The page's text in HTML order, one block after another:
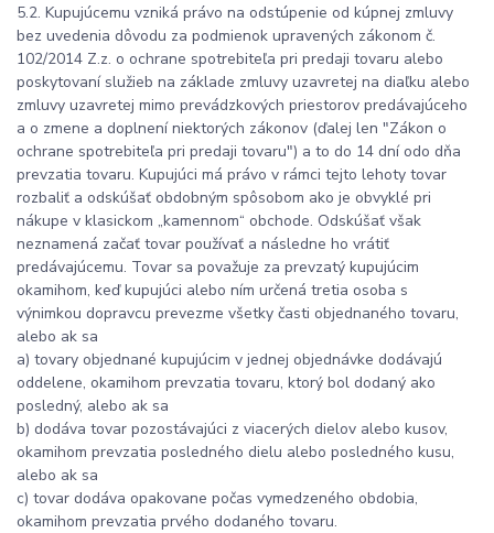
5.2. Kupujúcemu vzniká právo na odstúpenie od kúpnej zmluvy
bez uvedenia dôvodu za podmienok upravených zákonom č.
102/2014 Z.z. o ochrane spotrebiteľa pri predaji tovaru alebo
poskytovaní služieb na základe zmluvy uzavretej na diaľku alebo
zmluvy uzavretej mimo prevádzkových priestorov predávajúceho
a o zmene a doplnení niektorých zákonov (ďalej len "Zákon o
ochrane spotrebiteľa pri predaji tovaru") a to do 14 dní odo dňa
prevzatia tovaru. Kupujúci má právo v rámci tejto lehoty tovar
rozbaliť a odskúšať obdobným spôsobom ako je obvyklé pri
nákupe v klasickom „kamennom“ obchode. Odskúšať však
neznamená začať tovar používať a následne ho vrátiť
predávajúcemu. Tovar sa považuje za prevzatý kupujúcim
okamihom, keď kupujúci alebo ním určená tretia osoba s
výnimkou dopravcu prevezme všetky časti objednaného tovaru,
alebo ak sa
a) tovary objednané kupujúcim v jednej objednávke dodávajú
oddelene, okamihom prevzatia tovaru, ktorý bol dodaný ako
posledný, alebo ak sa
b) dodáva tovar pozostávajúci z viacerých dielov alebo kusov,
okamihom prevzatia posledného dielu alebo posledného kusu,
alebo ak sa
c) tovar dodáva opakovane počas vymedzeného obdobia,
okamihom prevzatia prvého dodaného tovaru.